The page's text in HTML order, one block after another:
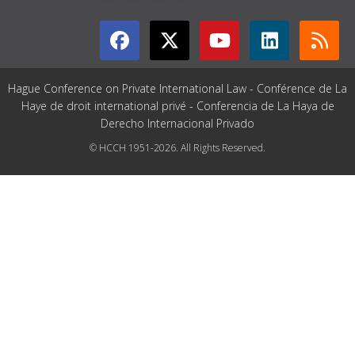
Hague Conference on Private International Law - Conférence de La
Haye de droit international privé - Conferencia de La Haya de
Derecho Internacional Privado
© HCCH 1951-2026. All Rights Reserved.